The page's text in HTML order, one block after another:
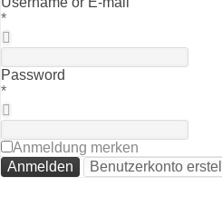
*
Password
*
Anmeldung merken